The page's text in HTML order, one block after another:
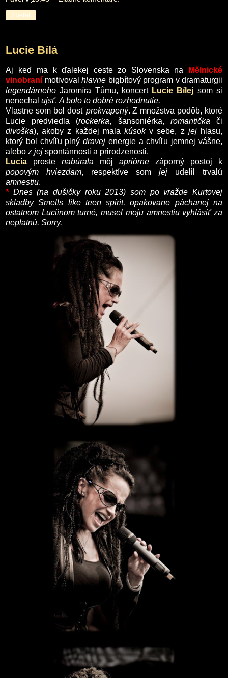
Zdieľať
Lucie Bílá
Aj keď ma k ďalekej ceste zo Slovenska na
Mělnické
vinobraní motivoval hlavne bigbítový program v dramaturgii
legendárnehoJaromíra Tůmu, koncert Lucie Bílej som si
nenechal ujsť. A bolo to dobré rozhodnutie.
Vlastne som bol dosť prekvapený. Z množstva podôb, ktoré
Lucie predviedla (rockerka, šansoniérka, romantičkači
divoška), akoby z každej malakúsokv sebe, z jej hlasu,
ktorý bol chvíľu plnýdravej energie a chvíľu jemnej vášne,
alebo z jej spontánnosti a prirodzenosti.
Lucia proste nabúrala môj apriórne záporný postoj k
popovým hviezdam, respektíve som jej udelil trvalú
amnestiu.
*Dnes (na dušičky roku 2013) som po vražde Kurtovej
skladby Smells like teen spirit, opakovane páchanej na
ostatnom Luciinom turné, musel moju amnestiu vyhlásiť za
neplatnú. Sorry.